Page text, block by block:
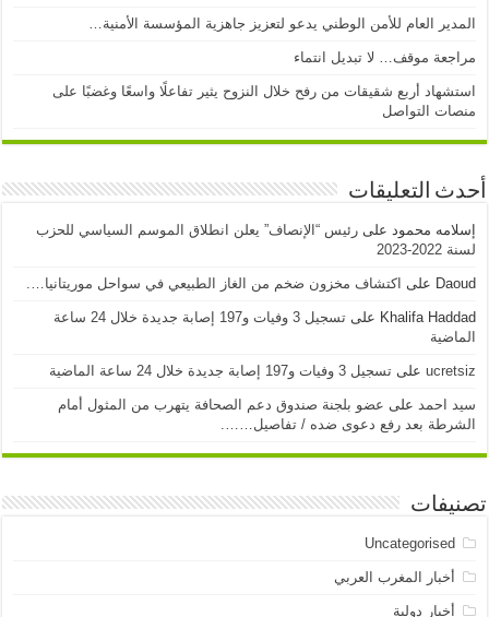
المدير العام للأمن الوطني يدعو لتعزيز جاهزية المؤسسة الأمنية…
مراجعة موقف… لا تبديل انتماء
استشهاد أربع شقيقات من رفح خلال النزوح يثير تفاعلًا واسعًا وغضبًا على
منصات التواصل
أحدث التعليقات
إسلامه محمود علىرئيس “الإنصاف” يعلن انطلاق الموسم السياسي للحزب
لسنة 2022-2023
Daoud على اكتشاف مخزون ضخم من الغاز الطبيعي في سواحل موريتانيا….
Khalifa Haddad على
تسجيل 3 وفيات و197 إصابة جديدة خلال 24 ساعة
الماضية
ucretsiz علىتسجيل 3 وفيات و197 إصابة جديدة خلال 24 ساعة الماضية
سيد احمد على عضو بلجنة صندوق دعم الصحافة يتهرب من المثول أمام
الشرطة بعد رفع دعوى ضده / تفاصيل…….
تصنيفات
Uncategorised
أخبار المغرب العربي
أخبار دولية